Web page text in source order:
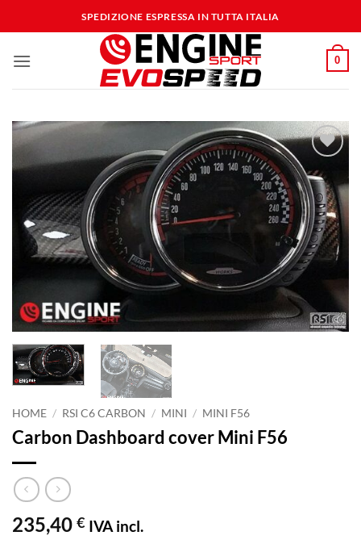
ai
SPEDIZIONE ESPRESSA IN TUTTA ITALIA
0
Aggiungi
alla lista
dei
desideri
HOME / RSI C6 CARBON / MINI / MINI F56
Carbon Dashboard cover Mini F56
235,40 € IVA incl.